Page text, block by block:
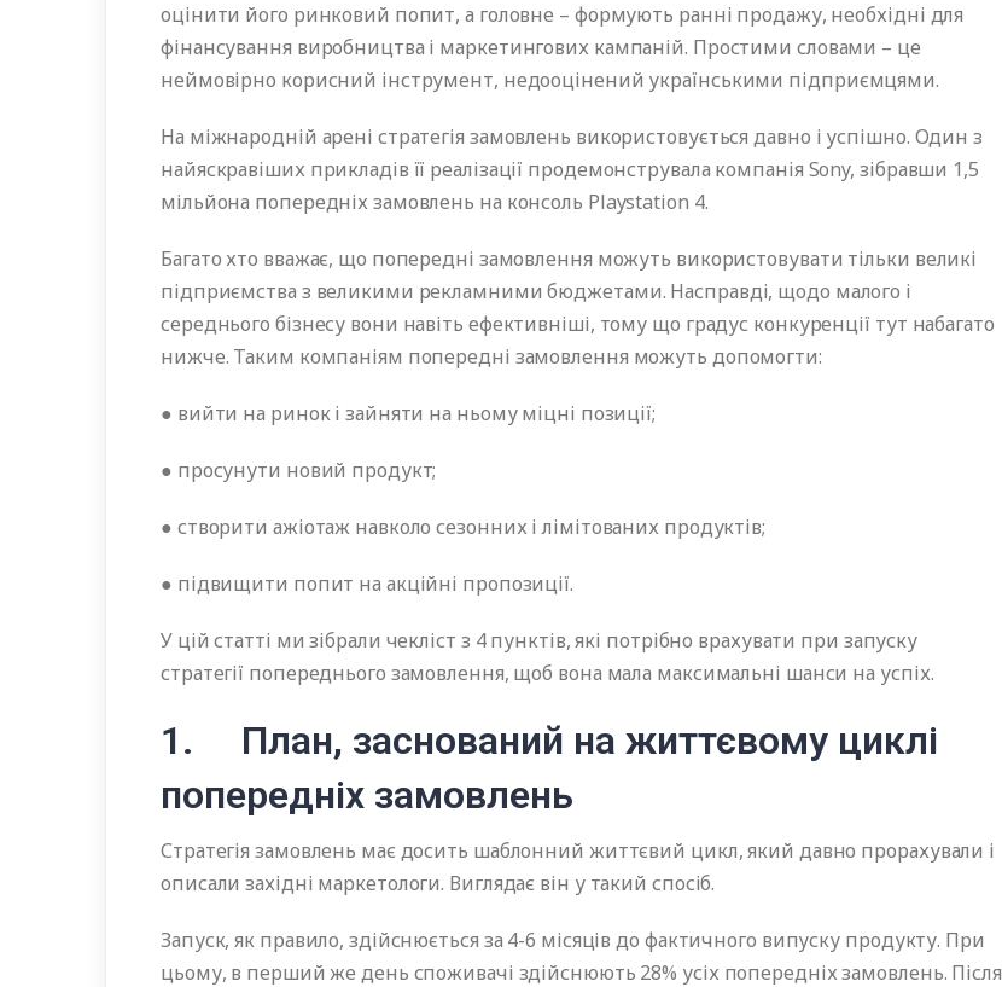
оцінити його ринковий попит, а головне – формують ранні продажу, необхідні для
фінансування виробництва і маркетингових кампаній. Простими словами – це
неймовірно корисний інструмент, недооцінений українськими підприємцями.
На міжнародній арені стратегія замовлень використовується давно і успішно. Один з
найяскравіших прикладів її реалізації продемонструвала компанія Sony, зібравши 1,5
мільйона попередніх замовлень на консоль Playstation 4.
Багато хто вважає, що попередні замовлення можуть використовувати тільки великі
підприємства з великими рекламними бюджетами. Насправді, щодо малого і
середнього бізнесу вони навіть ефективніші, тому що градус конкуренції тут набагато
нижче. Таким компаніям попередні замовлення можуть допомогти:
● вийти на ринок і зайняти на ньому міцні позиції;
● просунути новий продукт;
● створити ажіотаж навколо сезонних і лімітованих продуктів;
● підвищити попит на акційні пропозиції.
У цій статті ми зібрали чекліст з 4 пунктів, які потрібно врахувати при запуску
стратегії попереднього замовлення, щоб вона мала максимальні шанси на успіх.
1. План, заснований на життєвому циклі
попередніх замовлень
Стратегія замовлень має досить шаблонний життєвий цикл, який давно прорахували і
описали західні маркетологи. Виглядає він у такий спосіб.
Запуск, як правило, здійснюється за 4-6 місяців до фактичного випуску продукту. При
цьому, в перший же день споживачі здійснюють 28% усіх попередніх замовлень. Після